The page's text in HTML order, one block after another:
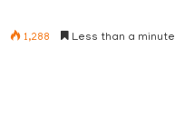
1,288 Less than a minute